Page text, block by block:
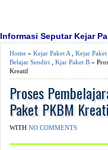
Informasi Seputar Kejar
Home » Kejar Paket A Kejar
Belajar Sendiri
Kjar Paket B »
Kreatif
Proses
Paket PKBM
WITH NO COMMENTS